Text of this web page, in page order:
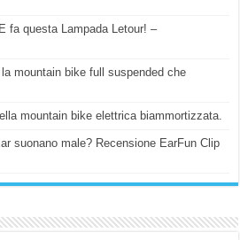
fa questa Lampada Letour! –
mountain bike full suspended che
mountain bike elettrica biammortizzata.
suonano male? Recensione EarFun Clip